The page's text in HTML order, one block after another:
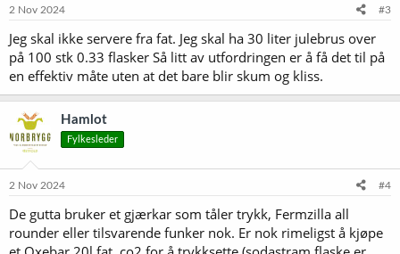
2 Nov 2024 #3
Jeg skal ikke servere fra fat. Jeg skal ha 30 liter julebrus over
på 100 stk 0.33 flasker Så litt av utfordringen er å få det til på
en effektiv måte uten at det bare blir skum og kliss.
Hamlot
Fylkesleder
2 Nov 2024 #4
De gutta bruker et gjærkar som tåler trykk, Fermzilla all
rounder eller tilsvarende funker nok. Er nok rimeligst å kjøpe